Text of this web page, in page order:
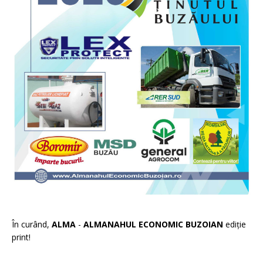
În curând, ALMA - ALMANAHUL ECONOMIC BUZOIAN ediție
print!